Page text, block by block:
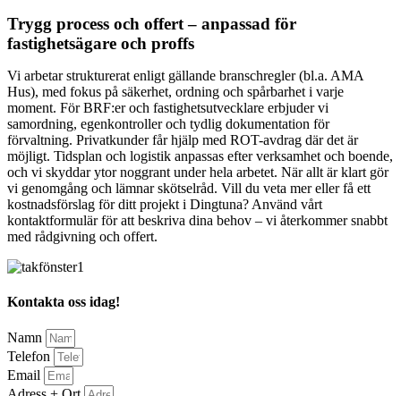
Trygg process och offert – anpassad för
fastighetsägare och proffs
Vi arbetar strukturerat enligt gällande branschregler (bl.a. AMA
Hus), med fokus på säkerhet, ordning och spårbarhet i varje
moment. För BRF:er och fastighetsutvecklare erbjuder vi
samordning, egenkontroller och tydlig dokumentation för
förvaltning. Privatkunder får hjälp med ROT-avdrag där det är
möjligt. Tidsplan och logistik anpassas efter verksamhet och boende,
och vi skyddar ytor noggrant under hela arbetet. När allt är klart gör
vi genomgång och lämnar skötselråd. Vill du veta mer eller få ett
kostnadsförslag för ditt projekt i Dingtuna? Använd vårt
kontaktformulär för att beskriva dina behov – vi återkommer snabbt
med rådgivning och offert.
Kontakta oss idag!
Namn
Telefon
Email